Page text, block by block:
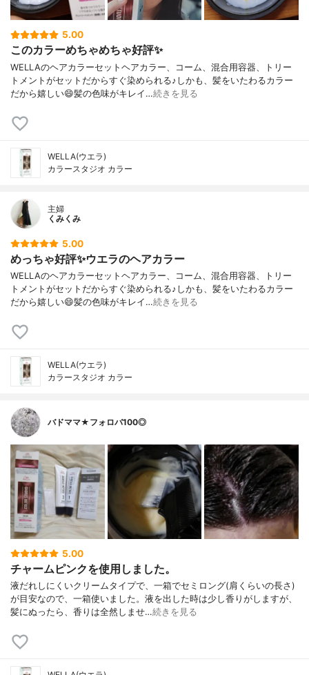
5.00
このカラーめちゃめちゃ好評✨
WELLAのヘアカラーセットヘアカラー、コーム、混合用容器、トリー
トメントがセットだからすぐ染められる♪しかも、髪をいたわるカラー
だから嬉しい😄髪の色味がキレイ…続きを見る
WELLA(ウエラ)
カラースタジオ カラー
主婦
くみくみ
5.00
めっちゃ好評✨ウエラのヘアカラー
WELLAのヘアカラーセットヘアカラー、コーム、混合用容器、トリー
トメントがセットだからすぐ染められる♪しかも、髪をいたわるカラー
だから嬉しい😄髪の色味がキレイ…続きを見る
WELLA(ウエラ)
カラースタジオ カラー
バドママ★フォロバ100◎
5.00
チャームピンクを使用しました。
液だれしにくいクリームタイプで、一箱でセミロング(肩くらいの長さ)
が目安なので、一箱使いました。液を出した時は少し香りがしますが、
髪にぬったら、香りは全然しませ…続きを見る